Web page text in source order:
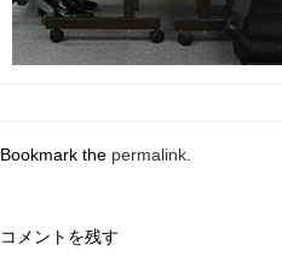
Bookmark the permalink
コメントを残す